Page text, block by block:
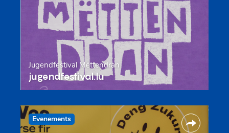
Jugendfestival Mëttendran
jugendfestival.lu
Evenements